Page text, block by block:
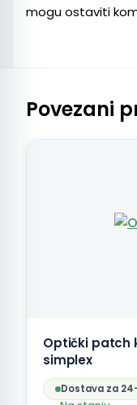
mogu ostaviti
Povezani
Optički patch
simplex
Dostava za